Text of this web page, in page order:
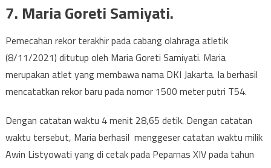
7. Maria Goreti Samiyati.
Pemecahan rekor terakhir pada cabang olahraga atletik
(8/11/2021) ditutup oleh Maria Goreti Samiyati. Maria
merupakan atlet yang membawa nama DKI Jakarta. Ia berhasil
mencatatkan rekor baru pada nomor 1500 meter putri T54.
Dengan catatan waktu 4 menit 28,65 detik. Dengan catatan
waktu tersebut, Maria berhasil menggeser catatan waktu milik
Awin Listyowati yang di cetak pada Peparnas XIV pada tahun